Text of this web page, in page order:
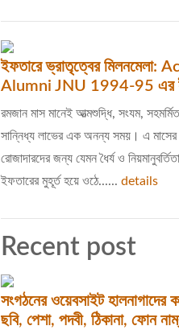
ইফতারে ভ্রাতৃত্বের মিলনমেলা:
Alumni JNU 1994-95 এর
রমজান মাস মানেই আত্মশুদ্ধি, সংযম,
সান্নিধ্য লাভের এক অনন্য সময়। এ মাসের
রোজাদারদের জন্য যেমন ধৈর্য ও
ইফতারের মুহূর্ত হয়ে ওঠে...... details
Recent post
সংগঠনের ওয়েবসাইট হালনাগাদের
ছবি, পেশা, পদবী, ঠিকানা, ফোন